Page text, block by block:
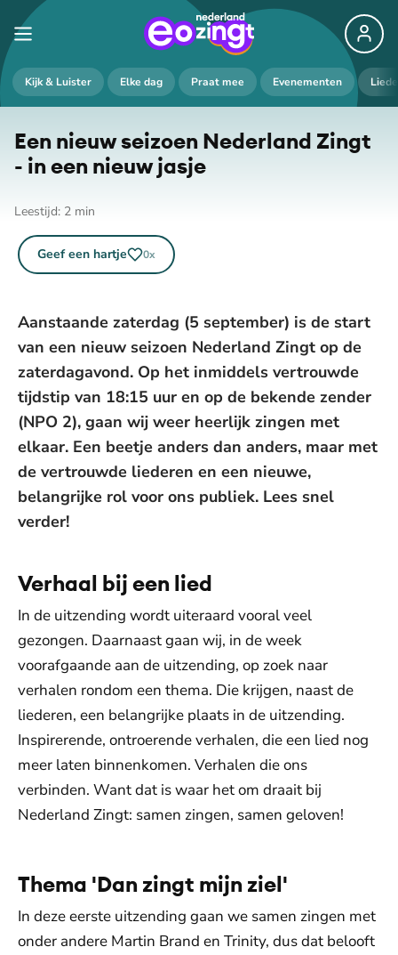
Kijk & Luister Elke dag Praat mee Evenementen
Een nieuw seizoen Nederland Zingt
- in een nieuw jasje
Leestijd: 2 min
Geef een hartje 0x
Aanstaande zaterdag (5 september) is de start
van een nieuw seizoen Nederland Zingt op de
zaterdagavond. Op het inmiddels vertrouwde
tijdstip van 18:15 uur en op de bekende zender
(NPO 2), gaan wij weer heerlijk zingen met
elkaar. Een beetje anders dan anders, maar met
de vertrouwde liederen en een nieuwe,
belangrijke rol voor ons publiek. Lees snel
verder!
Verhaal bij een lied
In de uitzending wordt uiteraard vooral veel
gezongen. Daarnaast gaan wij, in de week
voorafgaande aan de uitzending, op zoek naar
verhalen rondom een thema. Die krijgen, naast de
liederen, een belangrijke plaats in de uitzending.
Inspirerende, ontroerende verhalen, die een lied nog
meer laten binnenkomen. Verhalen die ons
verbinden. Want dat is waar het om draait bij
Nederland Zingt: samen zingen, samen geloven!
Thema 'Dan zingt mijn ziel'
In deze eerste uitzending gaan we samen zingen met
onder andere Martin Brand en Trinity, dus dat belooft